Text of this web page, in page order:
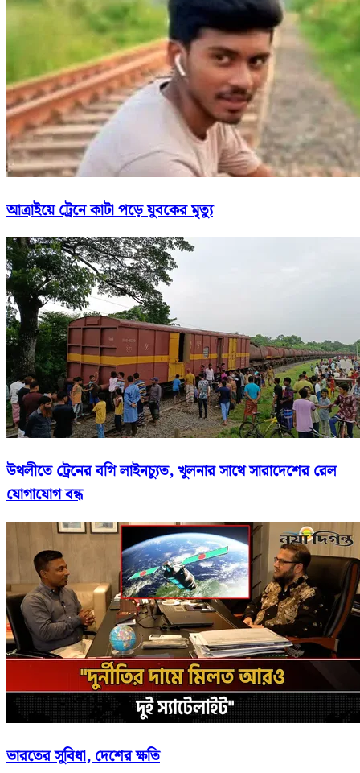
আত্রাইয়ে ট্রেনে কাটা পড়ে যুবকের মৃত্যু
উথলীতে ট্রেনের বগি লাইনচ্যুত, খুলনার সাথে সারাদেশের রেল
যোগাযোগ বন্ধ
ভারতের সুবিধা, দেশের ক্ষতি